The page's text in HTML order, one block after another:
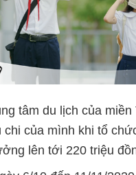
tâm du lịch của miền
chi của mình khi tổ
lên tới 220 triệu